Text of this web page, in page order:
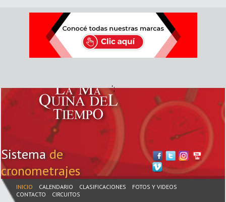
';
Sistemade
cronometrajes
INICIO CALENDARIO CLASIFICACIONES
FOTOS Y VIDEOS
CONTACTO
CIRCUITOS